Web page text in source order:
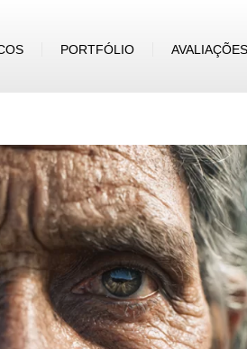
PORTFÓLIO AVALIAÇÕES